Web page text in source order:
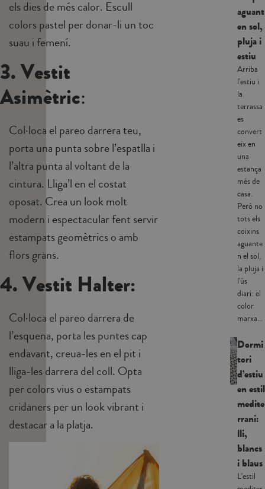
els dies de més calor. Escull
colors pastel per donar-li un toc
suau i femení.
3. Vestit
Asimètric:
Col·loca el pareo darrera teu,
porta una punta sobre l’espatlla i
l’altra punta al voltant de la
cintura. Lliga’l en el costat
oposat. Crea un look molt
modern i espectacular fent servir
estampats geomètrics o amb
flors grans.
4. Vestit Halter:
Col·loca el pareo darrera de
l’esquena, porta les puntes cap
endavant, creua-les en el pit i
lliga-les darrera del coll. Opta
per colors vius o estampats
cridaners per un look vibrant i
destacar a la platja.
aguant
en sol,
pluja i
estiu
Arriba
l'estiu i
la
terrassa
es
convert
eix en
una
estança
més de
casa.
Però no
tots els
coixins
aguante
n el sol,
la pluja i
l'ús
diari: el
color
marxa...
Dormi
tori
d’estiu
en estil
medite
rrani:
lli,
blancs
i blaus
L'estil